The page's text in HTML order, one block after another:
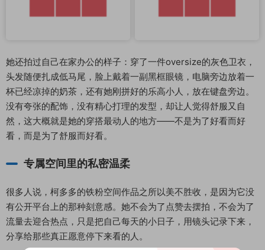
她还拍过自己在家办公的样子：穿了一件oversize的灰色卫衣，
头发随便扎成低马尾，脸上戴着一副黑框眼镜，电脑旁边放着一
杯已经凉掉的奶茶，还有她刚拼好的乐高小人，放在键盘旁边。
没有夸张的配饰，没有精心打理的发型，却让人觉得舒服又自
然，这大概就是她的穿搭最动人的地方——不是为了好看而好
看，而是为了舒服而好看。
专属空间里的私密温柔
很多人说，柯多多的铁粉空间作品之所以美不胜收，是因为它没
有公开平台上的那种刻意感。她不会为了点赞去摆拍，不会为了
流量去迎合热点，只是把自己每天的小日子，用镜头记录下来，
分享给那些真正愿意停下来看的人。